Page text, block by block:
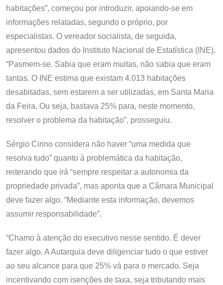
habitações”, começou por introduzir, apoiando-se em
informações relatadas, segundo o próprio, por
especialistas. O vereador socialista, de seguida,
apresentou dados do Instituto Nacional de Estatística (INE).
“Pasmem-se. Sabia que eram muitas, não sabia que eram
tantas. O INE estima que existam 4.013 habitações
desabitadas, sem estarem a ser utilizadas, em Santa Maria
da Feira. Ou seja, bastava 25% para, neste momento,
resolver o problema da habitação”, prosseguiu.
Sérgio Cirino considera não haver “uma medida que
resolva tudo” quanto à problemática da habitação,
reiterando que irá “sempre respeitar a autonomia da
propriedade privada”, mas aponta que a Câmara Municipal
deve fazer algo. “Mediante esta informação, devemos
assumir responsabilidade”.
“Chamo à atenção do executivo nesse sentido. É dever
fazer algo. A Autarquia deve diligenciar tudo o que estiver
ao seu alcance para que 25% vá para o mercado. Seja
incentivando com isenções de taxa, seja tributando mais